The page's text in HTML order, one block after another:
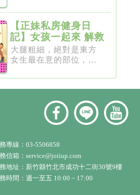
【正妹私房健身日
記】女孩一起來 解救
粗大腿
大腿粗細，絕對是東方
女生最在意的部位，彷
專線： 03-5506858
信箱： service@joiiup.com
地址： 新竹縣竹北市成功十二街30號9樓
時間：週一至五 10:00 ~ 17:00